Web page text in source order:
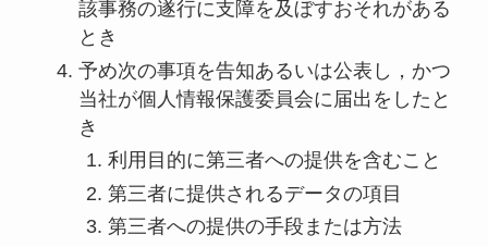
該事務の遂行に支障を及ぼすおそれがある
とき
予め次の事項を告知あるいは公表し，かつ
当社が個人情報保護委員会に届出をしたと
き
利用目的に第三者への提供を含むこと
第三者に提供されるデータの項目
第三者への提供の手段または方法